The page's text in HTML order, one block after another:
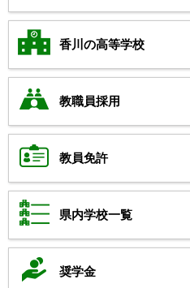
香川の高等学校
教職員採用
教員免許
県内学校一覧
奨学金